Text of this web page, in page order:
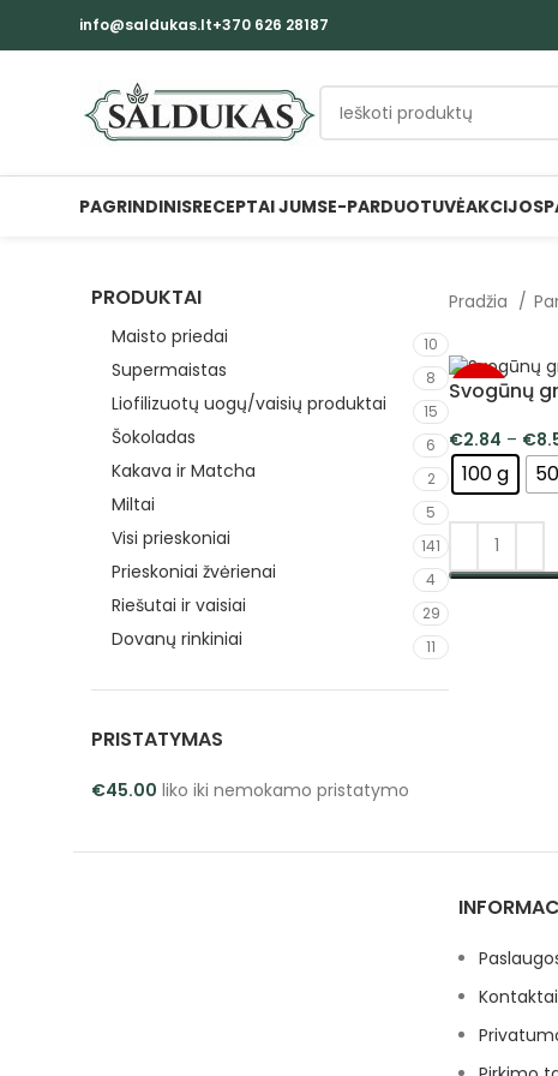
info@saldukas.lt+370 626 28187
PAGRINDINISRECEPTAI JUMSE-PARDUOTUVĖAKCIJOS
PRODUKTAI
Maisto priedai 10
Supermaistas 8
Liofilizuotų uogų/vaisių produktai 15
Šokoladas 6
Kakava ir Matcha 2
Miltai 5
Visi prieskoniai 141
Prieskoniai žvėrienai 4
Riešutai ir vaisiai 29
Dovanų rinkiniai 11
PRISTATYMAS
€45.00 liko iki nemokamo pristatymo
Pradžia
-5%
Svogūnų
€2.84 – €
100 g
Kontaktai